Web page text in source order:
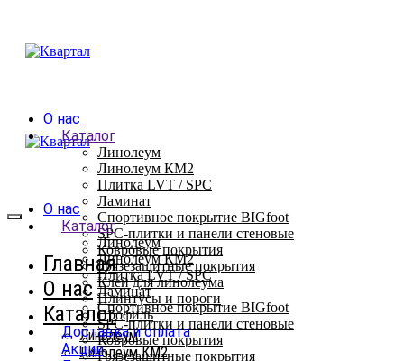
О нас
Каталог
Линолеум
Линолеум КМ2
Плитка LVT / SPC
Ламинат
Спортивное покрытие BIGfoot
SPC-плитки и панели стеновые
Ковровые покрытия
Грязезащитные покрытия
Клей для линолеума
Плинтусы и пороги
Профиль
Доставка и оплата
Акции
О нас
Каталог
Линолеум
Линолеум КМ2
Плитка LVT / SPC
Ламинат
Спортивное покрытие BIGfoot
SPC-плитки и панели стеновые
Ковровые покрытия
Грязезащитные покрытия
Главная
О нас
Каталог
Линолеум
Линолеум КМ2